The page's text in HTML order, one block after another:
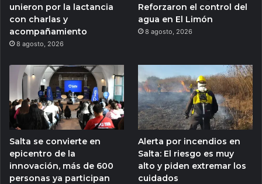
unieron por la lactancia
con charlas y
acompañamiento
8 agosto, 2026
Reforzaron el control del
agua en El Limón
8 agosto, 2026
Salta se convierte en
epicentro de la
innovación, más de 600
personas ya participan
Alerta por incendios en
Salta: El riesgo es muy
alto y piden extremar los
cuidados